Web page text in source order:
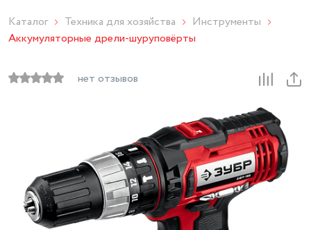
Каталог Техника для хозяйства
Инструменты
Аккумуляторные дрели-шуруповёрты
нет отзывов